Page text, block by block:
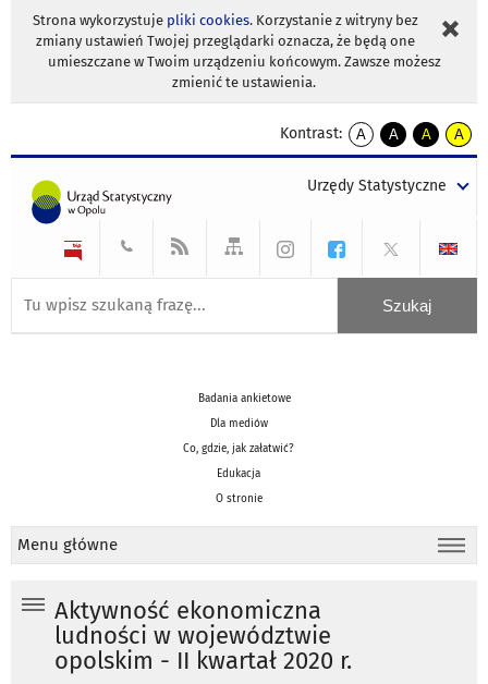
Strona wykorzystuje pliki cookies. Korzystanie z witryny bez
zmiany ustawień Twojej przeglądarki oznacza, że będą one
umieszczane w Twoim urządzeniu końcowym. Zawsze możesz
zmienić te ustawienia.
Kontrast:
A
kontrast
A
kontrast
tekst
czarnym
A
kontrast
tekst
czarnym
A
tekst
żółtym
Urzędy Statystyczne
Badania ankietowe
Dla mediów
Co, gdzie, jak załatwić?
Edukacja
O stronie
Menu główne
Aktywność ekonomiczna
ludności w województwie
opolskim - II kwartał 2020 r.